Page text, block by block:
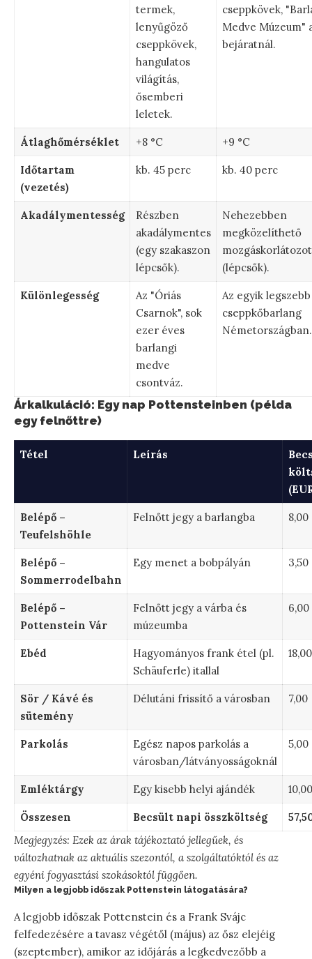
termek,
lenyűgöző
cseppkövek,
hangulatos
világítás,
ősemberi
leletek.
cseppkövek,
Medve Múzeum"
bejáratnál.
Átlaghőmérséklet +8 °C +9 °C
Időtartam
(vezetés)
kb. 45 perc kb. 40 perc
Akadálymentesség
Részben
akadálymentes
(egy szakaszon
lépcsők).
Nehezebben
megközelíthető
(lépcsők).
Különlegesség
Az "Óriás
Csarnok", sok
ezer éves
barlangi
medve
csontváz.
Az egyik legszebb
cseppkőbarlang
Németországban.
Árkalkuláció: Egy nap Pottensteinben (példa
egy felnőttre)
Tétel Leírás
Belépő –
Teufelshöhle
Felnőtt jegy a barlangba 8,00
Belépő –
Sommerrodelbahn
Egy menet a bobpályán 3,50
Belépő –
Pottenstein Vár
Felnőtt jegy a várba és
múzeumba
6,00
Ebéd
Hagyományos frank étel (pl.
Schäuferle) itallal
18,00
Sör / Kávé és
sütemény
Délutáni frissítő a városban 7,00
Parkolás
Egész napos parkolás a
városban/látványosságoknál
5,00
Emléktárgy Egy kisebb helyi ajándék 10,00
Összesen Becsült napi összköltség
Megjegyzés: Ezek az árak tájékoztató jellegűek, és
változhatnak az aktuális szezontól, a szolgáltatóktól és az
egyéni fogyasztási szokásoktól függően.
Milyen a legjobb időszak Pottenstein látogatására?
A legjobb időszak Pottenstein és a Frank Svájc
felfedezésére a tavasz végétől (május) az ősz elejéig
(szeptember), amikor az időjárás a legkedvezőbb a